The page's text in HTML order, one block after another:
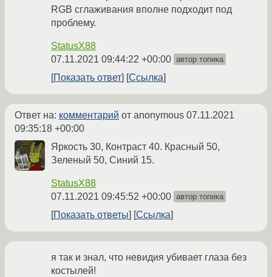
RGB сглаживания вполне подходит под
проблему.
StatusX88
07.11.2021 09:44:22 +00:00 автор топика
Показать ответ Ссылка
Ответ на: комментарий от anonymous 07.11.2021
09:35:18 +00:00
Яркость 30, Контраст 40. Красный 50,
Зеленый 50, Синий 15.
StatusX88
07.11.2021 09:45:52 +00:00 автор топика
Показать ответы Ссылка
я так и знал, что невидия убивает глаза без
костылей!